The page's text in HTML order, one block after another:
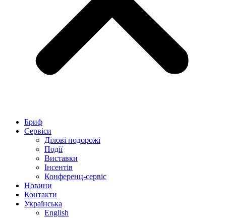
Бриф
Сервіси
Ділові подорожі
Події
Виставки
Інсентів
Конференц-сервіс
Новини
Контакти
Українська
English